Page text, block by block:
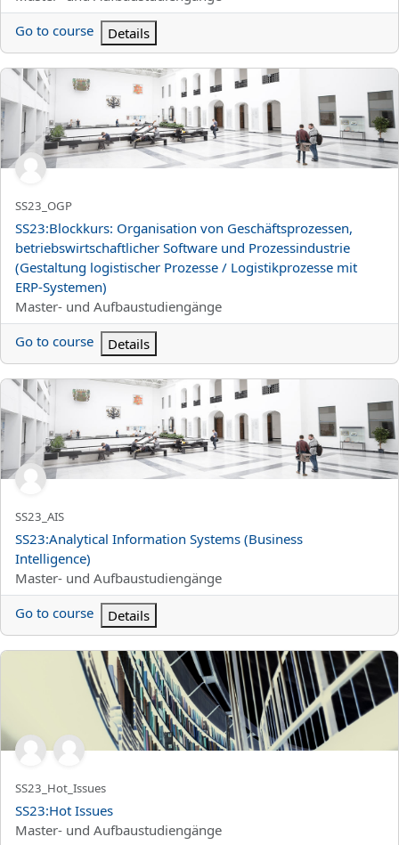
Go to course
Details
SS23:Blockkurs: Organisation von Geschäftsprozessen,
Titolo abbreviato del corso
SS23_OGP
Titolo del corso
SS23:Blockkurs: Organisation von Geschäftsprozessen,
betriebswirtschaftlicher Software und Prozessindustrie
(Gestaltung logistischer Prozesse / Logistikprozesse mit
ERP-Systemen)
Categoria di corsi
Master- und Aufbaustudiengänge
Go to course
Details
SS23:Analytical Information Systems (Business Intelligence)
Titolo abbreviato del corso
SS23_AIS
Titolo del corso
SS23:Analytical Information Systems (Business
Intelligence)
Categoria di corsi
Master- und Aufbaustudiengänge
Go to course
Details
SS23:Hot Issues
Titolo abbreviato del corso
SS23_Hot_Issues
Titolo del corso
SS23:Hot Issues
Categoria di corsi
Master- und Aufbaustudiengänge